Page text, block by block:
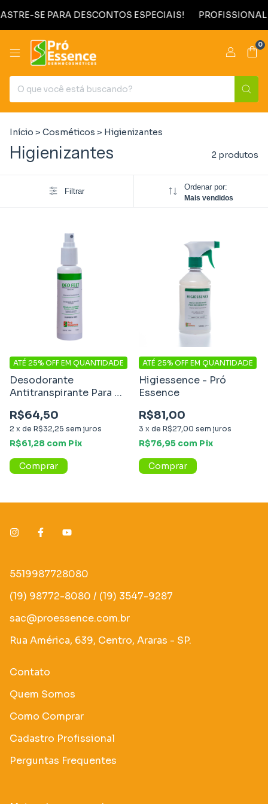
SE PARA DESCONTOS ESPECIAIS!
0
Início > Cosméticos > Higienizantes
Higienizantes 2 produtos
Filtrar Ordenar por:
Mais vendidos
Desodorante
Antitranspirante Para Os
R$64,50
2 x de R$32,25 sem juros
ATÉ 25% OFF EM QUANTIDADE
R$61,28 com Pix
Higiessence - Pró
Essence
R$81,00
3 x de R$27,00 sem juros
ATÉ 25% OFF EM QUANTIDADE
R$76,95 com Pix
Comprar
5519987728080
(19) 98772-8080 / (19) 3547-9287
sac@proessence.com.br
Rua América, 639, Centro, Araras - SP.
Contato
Quem Somos
Como Comprar
Cadastro Profissional
Perguntas Frequentes